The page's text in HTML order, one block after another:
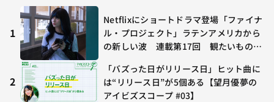
1
Netflixにショートドラマ登場「ファイナ
ル・プロジェクト」ラテンアメリカから
の新しい波 連載第17回 観たいものが
2
「バズった日がリリース日」ヒット曲に
は“リリース日”が5個ある【望月優夢の
アイビズスコープ #03】